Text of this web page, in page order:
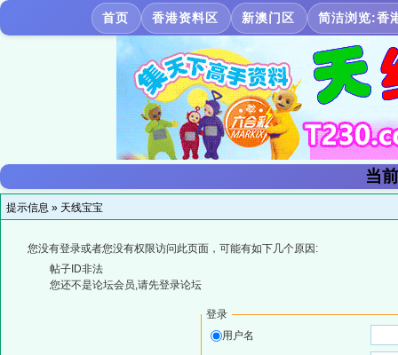
首页 香港资料区 新澳门区 简洁浏览:香
当
提示信息 » 天线宝宝
您没有登录或者您没有权限访问此页面，可能有如下几个原因:
帖子ID非法
您还不是论坛会员,请先登录论坛
登录
用户名